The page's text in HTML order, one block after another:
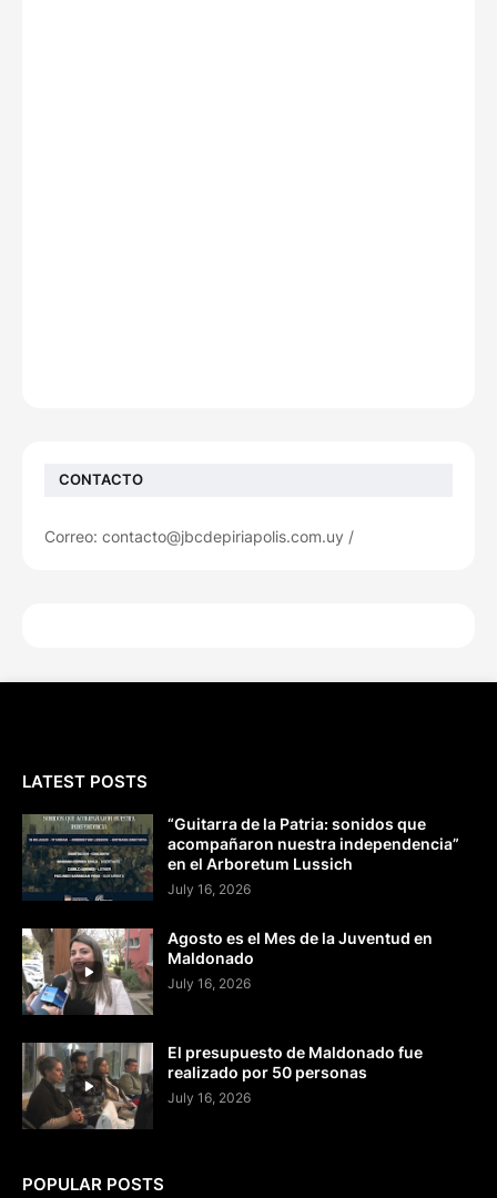
CONTACTO
Correo: contacto@jbcdepiriapolis.com.uy /
LATEST POSTS
“Guitarra de la Patria: sonidos que
acompañaron nuestra independencia”
en el Arboretum Lussich
July 16, 2026
Agosto es el Mes de la Juventud en
Maldonado
July 16, 2026
El presupuesto de Maldonado fue
realizado por 50 personas
July 16, 2026
POPULAR POSTS